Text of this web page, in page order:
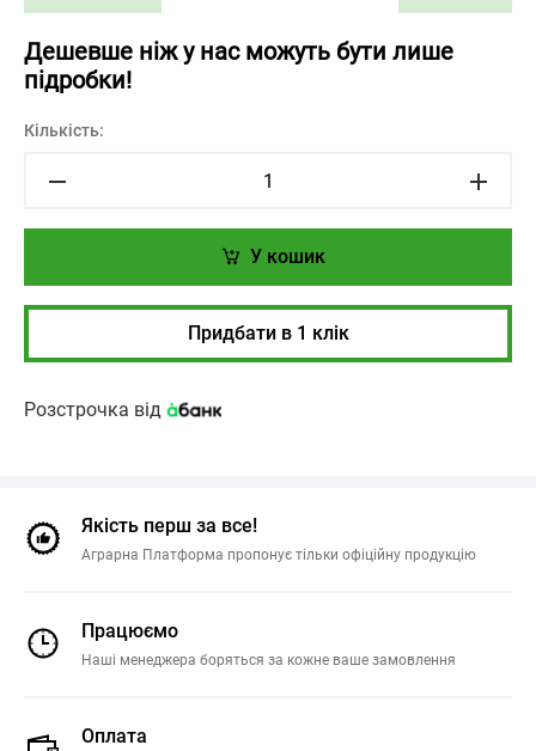
Дешевше ніж у нас можуть бути лише
підробки!
Кількість:
У кошик
Придбати в 1 клік
Розстрочка від
Якість перш за все!
Аграрна Платформа пропонує тільки офіційну продукцію
Працюємо
Наші менеджера боряться за кожне ваше замовлення
Оплата